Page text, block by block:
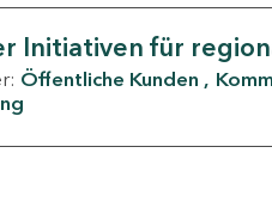
Initiativen für
Öffentliche Kunden